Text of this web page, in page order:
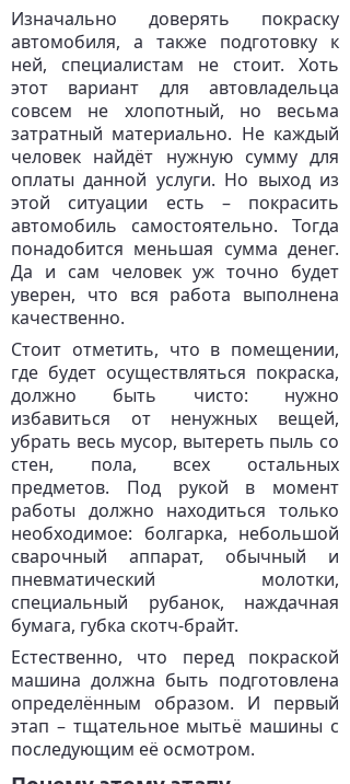
Изначально доверять покраску
автомобиля, а также подготовку к
ней, специалистам не стоит. Хоть
этот вариант для автовладельца
совсем не хлопотный, но весьма
затратный материально. Не каждый
человек найдёт нужную сумму для
оплаты данной услуги. Но выход из
этой ситуации есть – покрасить
автомобиль самостоятельно. Тогда
понадобится меньшая сумма денег.
Да и сам человек уж точно будет
уверен, что вся работа выполнена
качественно.
Стоит отметить, что в помещении,
где будет осуществляться покраска,
должно быть чисто: нужно
избавиться от ненужных вещей,
убрать весь мусор, вытереть пыль со
стен, пола, всех остальных
предметов. Под рукой в момент
работы должно находиться только
необходимое: болгарка, небольшой
сварочный аппарат, обычный и
пневматический молотки,
специальный рубанок, наждачная
бумага, губка скотч-брайт.
Естественно, что перед покраской
машина должна быть подготовлена
определённым образом. И первый
этап – тщательное мытьё машины с
последующим её осмотром.